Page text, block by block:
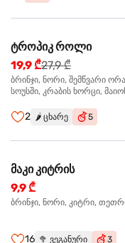
ტროპიკ როლი
19,9 ₾27,9 ₾
ბრინჯი, ნორი, შემწვარი
სოუსში, კრაბის ხორცი,
სოუსი, მანგო-ჩილის გელი
2 🌶️ ცხარე 5
მაკი კიტრის
9,9 ₾
ბრინჯი, ნორი, კიტრი,
16 🥦 ვეგანური 3